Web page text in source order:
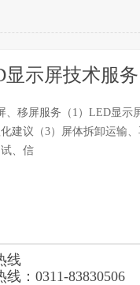
显示屏技术服务
、移屏服务（1）LED显示
建议（3）屏体拆卸运输、
、信
线
线：0311-83830506